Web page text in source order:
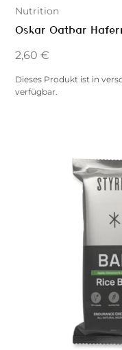
Nutrition
Oskar Oatbar
2,60 €
Dieses Produkt ist in
verfügbar.